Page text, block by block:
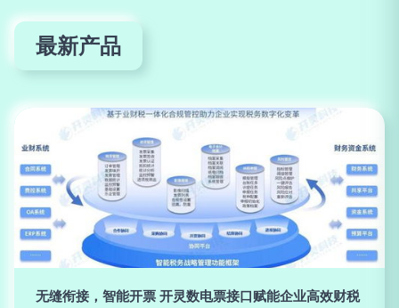
最新产品
无缝衔接，智能开票 开灵数电票接口赋能企业高效财税